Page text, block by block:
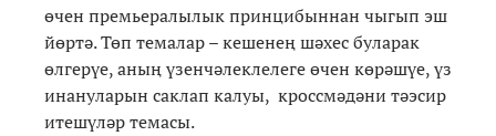
өчен премьералылык принцибыннан чыгып эш
йөртә. Төп темалар – кешенең шәхес буларак
өлгерүе, аның үзенчәлеклелеге өчен көрәшүе, үз
инануларын саклап калуы, кроссмәдәни тәэсир
итешүләр темасы.